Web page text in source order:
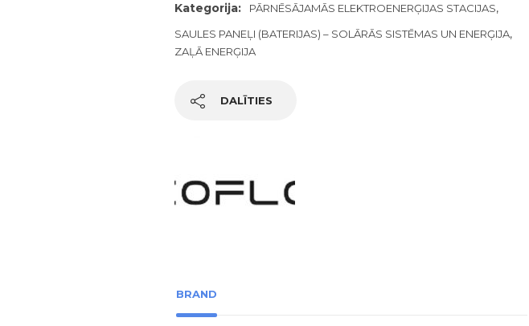
Kategorija:
PĀRNĒSĀJAMĀS ELEKTROENERĢIJAS STACIJAS,
SAULES PANEĻI (BATERIJAS) – SOLĀRĀS SISTĒMAS UN ENERĢIJA,
ZAĻĀ ENERĢIJA
DALĪTIES
BRAND